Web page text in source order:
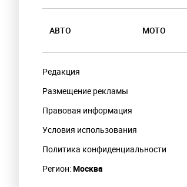
АВТО МОТО
Редакция
Размещение рекламы
Правовая информация
Условия использования
Политика конфиденциальности
Регион:Москва